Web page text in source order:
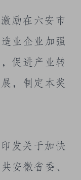
激励在六安市
业企业加强
促进产业转
，
制定本奖
发关于加快
安徽省委、